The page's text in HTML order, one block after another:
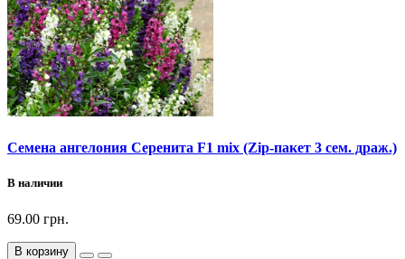
Семена ангелония Серенита F1 mix (Zip-пакет 3 сем. драж.)
В наличии
69.00 грн.
В корзину